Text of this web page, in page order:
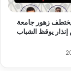
زهور جامعة
يوقظ الشباب